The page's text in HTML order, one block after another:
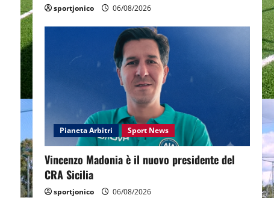
sportjonico 06/08/2026
Pianeta Arbitri Sport News
Vincenzo Madonia è il nuovo presidente del
CRA Sicilia
sportjonico 06/08/2026